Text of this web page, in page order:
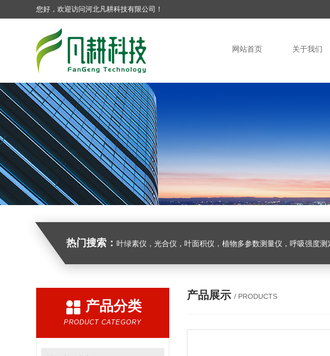
您好，欢迎访问河北凡耕科技有限公司！
网站首页 关于我们
热门搜索： 叶绿素仪，光合仪，叶面积仪，植物多参数测量仪，呼吸强度测定仪，树木生长
产品分类
PRODUCT CATEGORY
产品展示 / PRODUCTS